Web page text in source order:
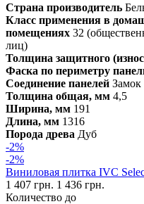
Страна производитель
Класс применения в
помещениях 32
лиц)
Толщина защитного
Фаска по периметру
Соединение панелей Замок
Толщина общая, мм 4,5
Ширина, мм 191
Длина, мм 1316
Порода древа Дуб
-2%
-2%
Виниловая плитка IVC
1 407 грн. 1 436 грн.
Количество до